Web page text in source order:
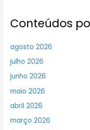
Conteúdos
agosto 2026
julho 2026
junho 2026
maio 2026
abril 2026
março 2026